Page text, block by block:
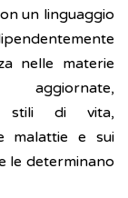
un linguaggio
nelle materie
aggiornate,
stili di vita,
malattie e sui
le determinano